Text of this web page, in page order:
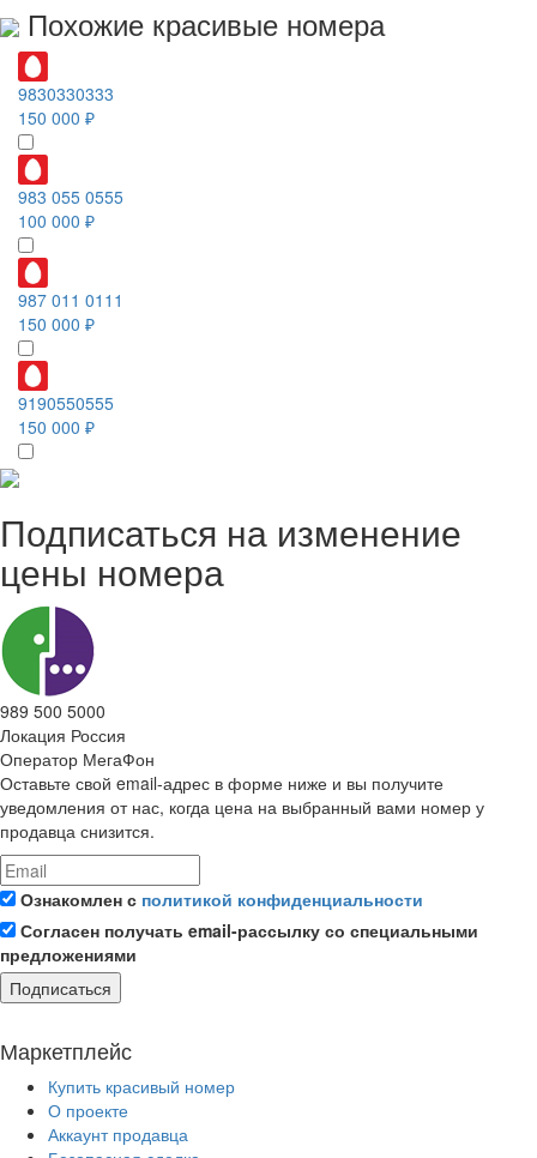
Похожие красивые номера
9830330333
150 000 ₽
983 055 0555
100 000 ₽
987 011 0111
150 000 ₽
9190550555
150 000 ₽
Подписаться на изменение
цены номера
989 500 5000
Локация Россия
Оператор МегаФон
Оставьте свой email-адрес в форме ниже и вы получите
уведомления от нас, когда цена на выбранный вами номер у
продавца снизится.
Ознакомлен с политикой конфиденциальности
Согласен получать email-рассылку со специальными
предложениями
Подписаться
Маркетплейс
Купить красивый номер
О проекте
Аккаунт продавца